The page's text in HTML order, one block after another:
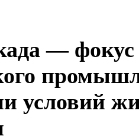
— фокус
условий